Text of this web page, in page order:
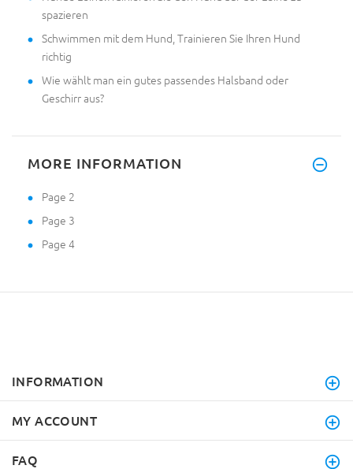
spazieren
Schwimmen mit dem Hund, Trainieren Sie Ihren Hund
richtig
Wie wählt man ein gutes passendes Halsband oder
Geschirr aus?
MORE INFORMATION
Page 2
Page 3
Page 4
INFORMATION
MY ACCOUNT
FAQ